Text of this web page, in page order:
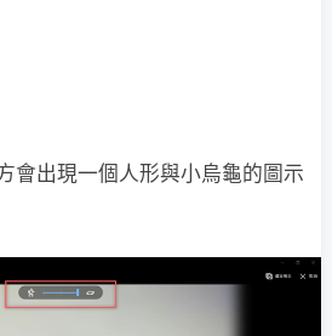
會出現一個人形與小烏龜的圖示